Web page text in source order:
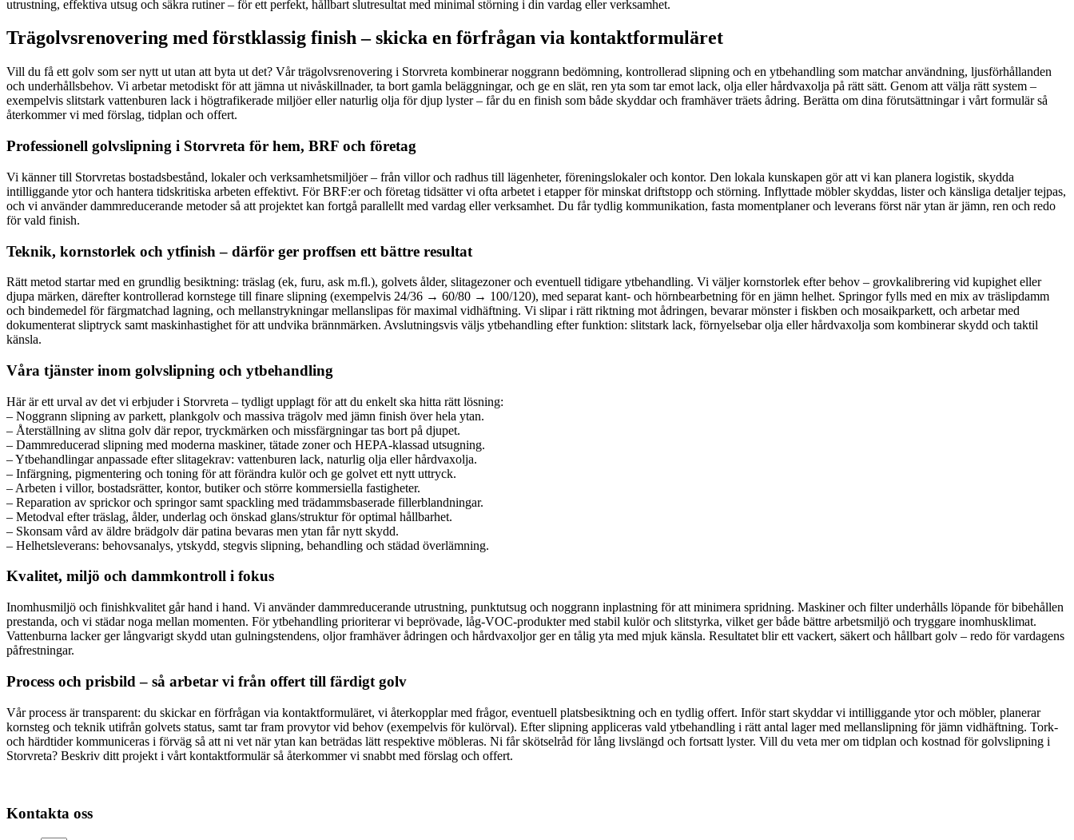
utrustning, effektiva utsug och säkra rutiner – för ett perfekt, hållbart slutresultat med minimal störning i din vardag eller verksamhet.
Trägolvsrenovering med förstklassig finish – skicka en förfrågan via kontaktformuläret
Vill du få ett golv som ser nytt ut utan att byta ut det? Vår trägolvsrenovering i Storvreta kombinerar noggrann bedömning, kontrollerad slipning och en ytbehandling som matchar användning, ljusförhållanden
och underhållsbehov. Vi arbetar metodiskt för att jämna ut nivåskillnader, ta bort gamla beläggningar, och ge en slät, ren yta som tar emot lack, olja eller hårdvaxolja på rätt sätt. Genom att välja rätt system –
exempelvis slitstark vattenburen lack i högtrafikerade miljöer eller naturlig olja för djup lyster – får du en finish som både skyddar och framhäver träets ådring. Berätta om dina förutsättningar i vårt formulär så
återkommer vi med förslag, tidplan och offert.
Professionell golvslipning i Storvreta för hem, BRF och företag
Vi känner till Storvretas bostadsbestånd, lokaler och verksamhetsmiljöer – från villor och radhus till lägenheter, föreningslokaler och kontor. Den lokala kunskapen gör att vi kan planera logistik, skydda
intilliggande ytor och hantera tidskritiska arbeten effektivt. För BRF:er och företag tidsätter vi ofta arbetet i etapper för minskat driftstopp och störning. Inflyttade möbler skyddas, lister och känsliga detaljer tejpas,
och vi använder dammreducerande metoder så att projektet kan fortgå parallellt med vardag eller verksamhet. Du får tydlig kommunikation, fasta momentplaner och leverans först när ytan är jämn, ren och redo
för vald finish.
Teknik, kornstorlek och ytfinish – därför ger proffsen ett bättre resultat
Rätt metod startar med en grundlig besiktning: träslag (ek, furu, ask m.fl.), golvets ålder, slitagezoner och eventuell tidigare ytbehandling. Vi väljer kornstorlek efter behov – grovkalibrering vid kupighet eller
djupa märken, därefter kontrollerad kornstege till finare slipning (exempelvis 24/36 → 60/80 → 100/120), med separat kant- och hörnbearbetning för en jämn helhet. Springor fylls med en mix av träslipdamm
och bindemedel för färgmatchad lagning, och mellanstrykningar mellanslipas för maximal vidhäftning. Vi slipar i rätt riktning mot ådringen, bevarar mönster i fiskben och mosaikparkett, och arbetar med
dokumenterat sliptryck samt maskinhastighet för att undvika brännmärken. Avslutningsvis väljs ytbehandling efter funktion: slitstark lack, förnyelsebar olja eller hårdvaxolja som kombinerar skydd och taktil
känsla.
Våra tjänster inom golvslipning och ytbehandling
Här är ett urval av det vi erbjuder i Storvreta – tydligt upplagt för att du enkelt ska hitta rätt lösning:
– Noggrann slipning av parkett, plankgolv och massiva trägolv med jämn finish över hela ytan.
– Återställning av slitna golv där repor, tryckmärken och missfärgningar tas bort på djupet.
– Dammreducerad slipning med moderna maskiner, tätade zoner och HEPA-klassad utsugning.
– Ytbehandlingar anpassade efter slitagekrav: vattenburen lack, naturlig olja eller hårdvaxolja.
– Infärgning, pigmentering och toning för att förändra kulör och ge golvet ett nytt uttryck.
– Arbeten i villor, bostadsrätter, kontor, butiker och större kommersiella fastigheter.
– Reparation av sprickor och springor samt spackling med trädammsbaserade fillerblandningar.
– Metodval efter träslag, ålder, underlag och önskad glans/struktur för optimal hållbarhet.
– Skonsam vård av äldre brädgolv där patina bevaras men ytan får nytt skydd.
– Helhetsleverans: behovsanalys, ytskydd, stegvis slipning, behandling och städad överlämning.
Kvalitet, miljö och dammkontroll i fokus
Inomhusmiljö och finishkvalitet går hand i hand. Vi använder dammreducerande utrustning, punktutsug och noggrann inplastning för att minimera spridning. Maskiner och filter underhålls löpande för bibehållen
prestanda, och vi städar noga mellan momenten. För ytbehandling prioriterar vi beprövade, låg-VOC-produkter med stabil kulör och slitstyrka, vilket ger både bättre arbetsmiljö och tryggare inomhusklimat.
Vattenburna lacker ger långvarigt skydd utan gulningstendens, oljor framhäver ådringen och hårdvaxoljor ger en tålig yta med mjuk känsla. Resultatet blir ett vackert, säkert och hållbart golv – redo för vardagens
påfrestningar.
Process och prisbild – så arbetar vi från offert till färdigt golv
Vår process är transparent: du skickar en förfrågan via kontaktformuläret, vi återkopplar med frågor, eventuell platsbesiktning och en tydlig offert. Inför start skyddar vi intilliggande ytor och möbler, planerar
kornsteg och teknik utifrån golvets status, samt tar fram provytor vid behov (exempelvis för kulörval). Efter slipning appliceras vald ytbehandling i rätt antal lager med mellanslipning för jämn vidhäftning. Tork-
och härdtider kommuniceras i förväg så att ni vet när ytan kan beträdas lätt respektive möbleras. Ni får skötselråd för lång livslängd och fortsatt lyster. Vill du veta mer om tidplan och kostnad för golvslipning i
Storvreta? Beskriv ditt projekt i vårt kontaktformulär så återkommer vi snabbt med förslag och offert.
Kontakta oss